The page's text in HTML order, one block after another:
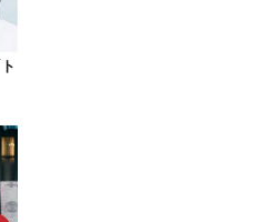
、Tシャツの一部をめくれば
ずかしいはずなのに、写真は